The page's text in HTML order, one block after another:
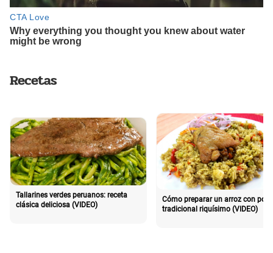
Recetas
Tallarines verdes peruanos: receta
clásica deliciosa (VIDEO)
Cómo preparar un arroz con pollo
tradicional riquísimo (VIDEO)